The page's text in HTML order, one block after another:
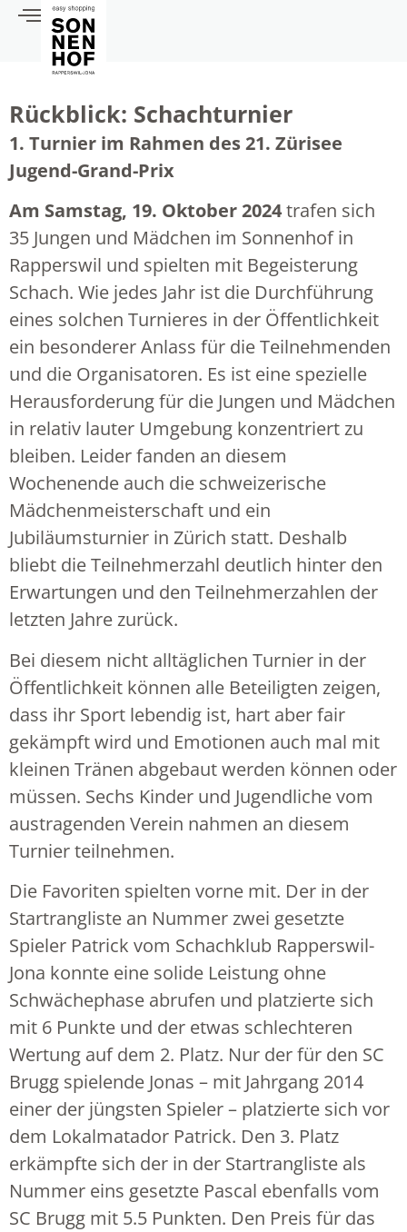
Rückblick: Schachturnier
1. Turnier im Rahmen des 21. Zürisee
Jugend-Grand-Prix
Am Samstag, 19. Oktober 2024trafen sich
35 Jungen und Mädchen im Sonnenhof in
Rapperswil und spielten mit Begeisterung
Schach. Wie jedes Jahr ist die Durchführung
eines solchen Turnieres in der Öffentlichkeit
ein besonderer Anlass für die Teilnehmenden
und die Organisatoren. Es ist eine spezielle
Herausforderung für die Jungen und Mädchen
in relativ lauter Umgebung konzentriert zu
bleiben. Leider fanden an diesem
Wochenende auch die schweizerische
Mädchenmeisterschaft und ein
Jubiläumsturnier in Zürich statt. Deshalb
bliebt die Teilnehmerzahl deutlich hinter den
Erwartungen und den Teilnehmerzahlen der
letzten Jahre zurück.
Bei diesem nicht alltäglichen Turnier in der
Öffentlichkeit können alle Beteiligten zeigen,
dass ihr Sport lebendig ist, hart aber fair
gekämpft wird und Emotionen auch mal mit
kleinen Tränen abgebaut werden können oder
müssen. Sechs Kinder und Jugendliche vom
austragenden Verein nahmen an diesem
Turnier teilnehmen.
Die Favoriten spielten vorne mit. Der in der
Startrangliste an Nummer zwei gesetzte
Spieler Patrick vom Schachklub Rapperswil-
Jona konnte eine solide Leistung ohne
Schwächephase abrufen und platzierte sich
mit 6 Punkte und der etwas schlechteren
Wertung auf dem 2. Platz. Nur der für den SC
Brugg spielende Jonas – mit Jahrgang 2014
einer der jüngsten Spieler – platzierte sich vor
dem Lokalmatador Patrick. Den 3. Platz
erkämpfte sich der in der Startrangliste als
Nummer eins gesetzte Pascal ebenfalls vom
SC Brugg mit 5.5 Punkten. Den Preis für das